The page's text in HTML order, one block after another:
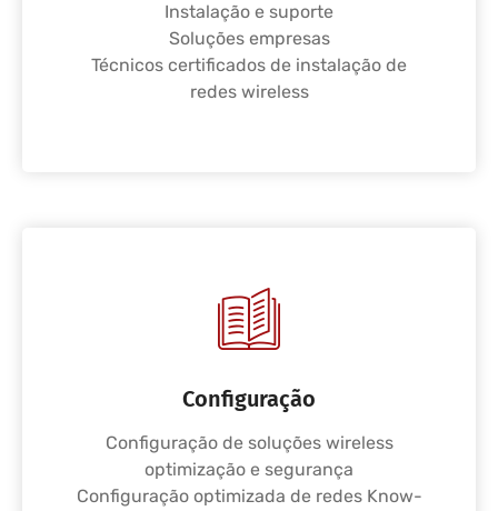
Instalação e suporte
Soluções empresas
Técnicos certificados de instalação de
redes wireless
Configuração
Configuração de soluções wireless
optimização e segurança
Configuração optimizada de redes Know-